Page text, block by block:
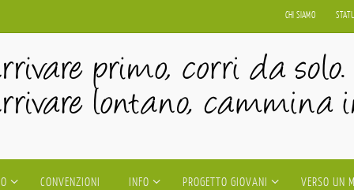
CHI SIAMO
CONVENZIONI INFO PROGETTO GIOVANI VERSO UN